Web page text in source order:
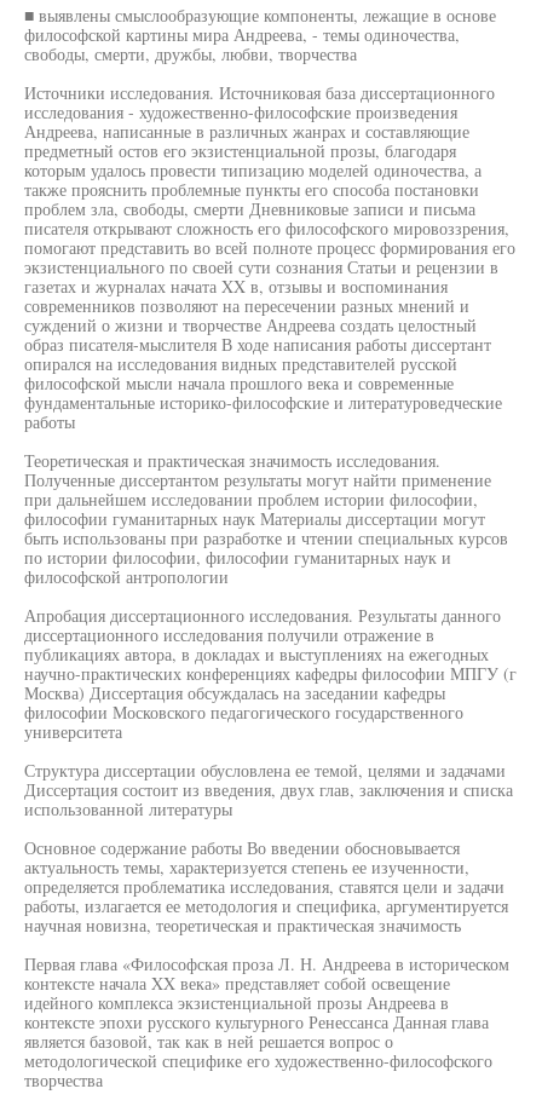
■ выявлены смыслообразующие компоненты, лежащие в основе
философской картины мира Андреева, - темы одиночества,
свободы, смерти, дружбы, любви, творчества
Источники исследования. Источниковая база диссертационного
исследования - художественно-философские произведения
Андреева, написанные в различных жанрах и составляющие
предметный остов его экзистенциальной прозы, благодаря
которым удалось провести типизацию моделей одиночества, а
также прояснить проблемные пункты его способа постановки
проблем зла, свободы, смерти Дневниковые записи и письма
писателя открывают сложность его философского мировоззрения,
помогают представить во всей полноте процесс формирования его
экзистенциального по своей сути сознания Статьи и рецензии в
газетах и журналах начата XX в, отзывы и воспоминания
современников позволяют на пересечении разных мнений и
суждений о жизни и творчестве Андреева создать целостный
образ писателя-мыслителя В ходе написания работы диссертант
опирался на исследования видных представителей русской
философской мысли начала прошлого века и современные
фундаментальные историко-философские и литературоведческие
работы
Теоретическая и практическая значимость исследования.
Полученные диссертантом результаты могут найти применение
при дальнейшем исследовании проблем истории философии,
философии гуманитарных наук Материалы диссертации могут
быть использованы при разработке и чтении специальных курсов
по истории философии, философии гуманитарных наук и
философской антропологии
Апробация диссертационного исследования. Результаты данного
диссертационного исследования получили отражение в
публикациях автора, в докладах и выступлениях на ежегодных
научно-практических конференциях кафедры философии МПГУ (г
Москва) Диссертация обсуждалась на заседании кафедры
философии Московского педагогического государственного
университета
Структура диссертации обусловлена ее темой, целями и задачами
Диссертация состоит из введения, двух глав, заключения и списка
использованной литературы
Основное содержание работы Во введении обосновывается
актуальность темы, характеризуется степень ее изученности,
определяется проблематика исследования, ставятся цели и задачи
работы, излагается ее методология и специфика, аргументируется
научная новизна, теоретическая и практическая значимость
Первая глава «Философская проза Л. Н. Андреева в историческом
контексте начала XX века» представляет собой освещение
идейного комплекса экзистенциальной прозы Андреева в
контексте эпохи русского культурного Ренессанса Данная глава
является базовой, так как в ней решается вопрос о
методологической специфике его художественно-философского
творчества